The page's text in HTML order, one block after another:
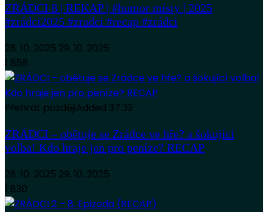
ZRÁDCI 8 | REKAP | #humor místy | 2025
#zrádci2025 #zradci #recap #zrádci
28. 10. 2025 29. 10. 2025
1 858
Přehrát pozdějiAdded 37:33
ZRÁDCI – obětuje se Zrádce ve hře? a šokující
volba! Kdo hraje jen pro peníze? RECAP
28. 10. 2025 29. 10. 2025
1 830